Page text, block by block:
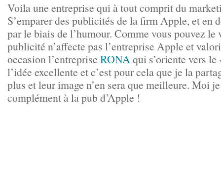
Voila une entreprise qui à tout comprit du
S’emparer des publicités de la firm Apple, et en
par le biais de l’humour. Comme vous pouvez le
publicité n’affecte pas l’entreprise Apple et
occasion l’entreprise RONAqui s’oriente vers
l’idée excellente et c’est pour cela que je la
plus et leur image n’en sera que meilleure. Moi
complément à la pub d’Apple !